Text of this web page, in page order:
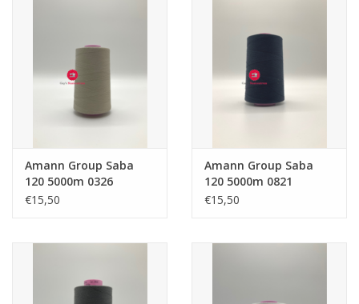
Amann Group Saba
120 5000m 0326
€15,50
Amann Group Saba
120 5000m 0821
€15,50